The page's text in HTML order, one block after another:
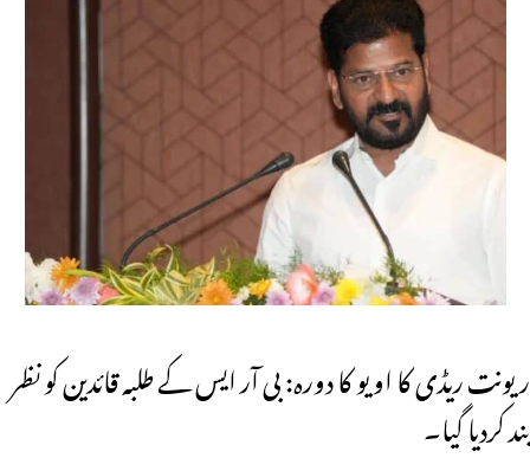
ریونت ریڈی کا او یو کا دورہ: بی آر ایس کے طلبہ قائدین کو نظر
بند کردیا گیا۔